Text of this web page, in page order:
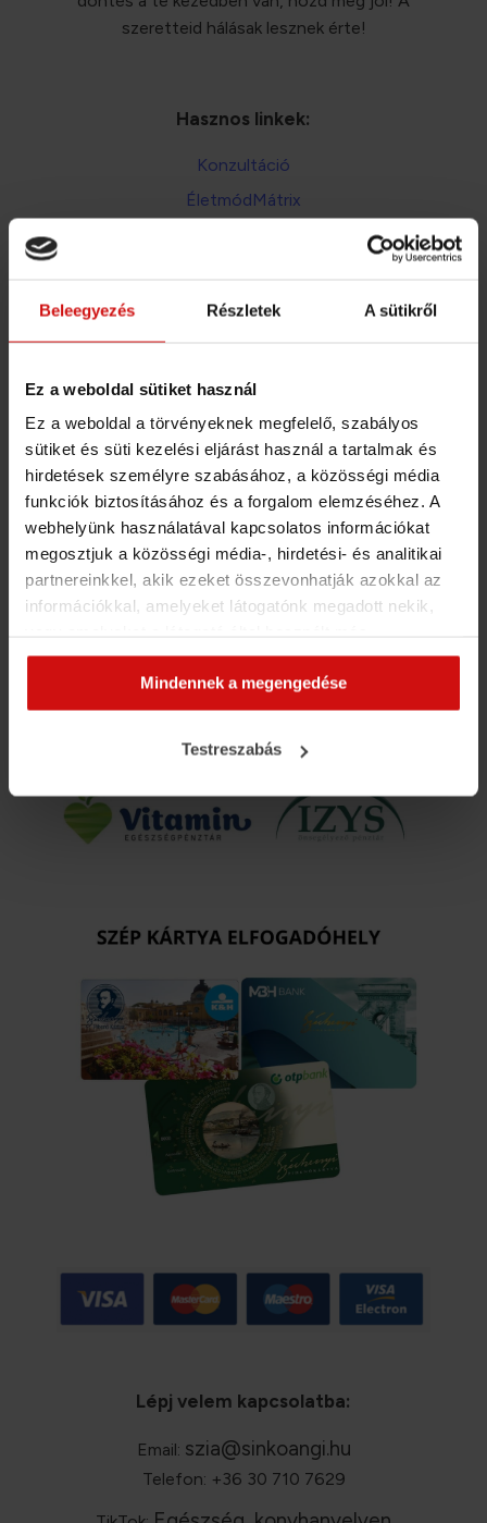
Beleegyezés Részletek A sütikről
Ez a weboldal sütiket használ
Ez a weboldal a törvényeknek megfelelő, szabályos
sütiket és süti kezelési eljárást használ a tartalmak és
hirdetések személyre szabásához, a közösségi média
funkciók biztosításához és a forgalom elemzéséhez. A
webhelyünk használatával kapcsolatos információkat
megosztjuk a közösségi média-, hirdetési- és analitikai
partnereinkkel, akik ezeket összevonhatják azokkal az
információkkal, amelyeket látogatónk megadott nekik,
szolgáltatásokból gyűjtöttek. Elfogadásával segíti a
munkánkat és nagyobb felhasználói élményt
biztosíthatunk mi is látogatóinknak.
Mindennek a megengedése
Testreszabás
szeretteid hálásak lesznek érte!
Hasznos linkek:
Konzultáció
ÉletmódMátrix
Adatkezelési téjékoztató
SZÉP kártyával és EGÉSZSÉGPÉNZTÁR számlával
is fizethetsz!
Részletek: aFizetési lehetőségek aloldalon
Lépj velem kapcsolatba:
Email: szia@sinkoangi.hu
Telefon: +36 30 710 7629